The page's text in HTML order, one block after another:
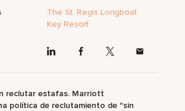
The St. Regis Longboat
Key Resort
reclutar estafas. Marriott
política de reclutamiento de "sin